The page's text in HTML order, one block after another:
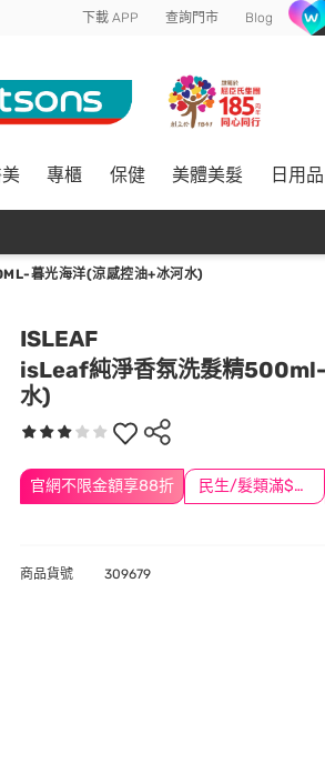
下載 APP 查詢門市 Blog
專櫃 保健 美體美髮 日用品
暮光海洋(涼感控油+冰河水)
ISLEAF
isLeaf純淨香氛洗髮精
水)
官網不限金額享88折 民生/髮類滿$388送舒潔冰巾
商品貨號 309679